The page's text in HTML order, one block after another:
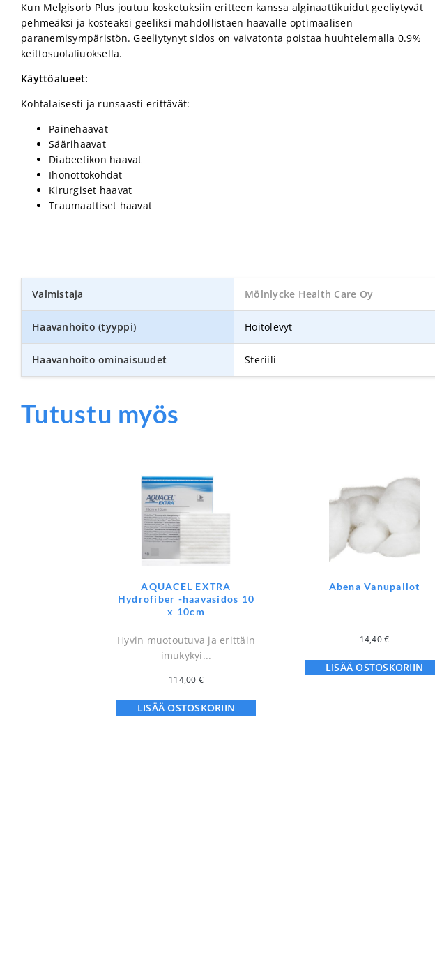
Kun Melgisorb Plus joutuu kosketuksiin eritteen kanssa alginaattikuidut geeliytyvät
pehmeäksi ja kosteaksi geeliksi mahdollistaen haavalle optimaalisen
paranemisympäristön. Geeliytynyt sidos on vaivatonta poistaa huuhtelemalla 0.9%
keittosuolaliuoksella.
Käyttöalueet:
Kohtalaisesti ja runsaasti erittävät:
Painehaavat
Säärihaavat
Diabeetikon haavat
Ihonottokohdat
Kirurgiset haavat
Traumaattiset haavat
Valmistaja Mölnlycke Health Care Oy
Haavanhoito (tyyppi) Hoitolevyt
Haavanhoito ominaisuudet Steriili
Tutustu myös
AQUACEL EXTRA
Hydrofiber -haavasidos 10
x 10cm
Hyvin muotoutuva ja erittäin
imukykyi...
114,00 €
LISÄÄ OSTOSKORIIN
Abena Vanupallot
14,40€
LISÄÄ OSTOSKORIIN